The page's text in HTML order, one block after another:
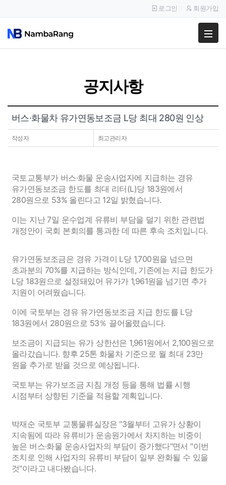
팔고
공지사항
이용후기
로그인 회원가입
공지사항
버스·화물차 유가연동보조금 L당 최대 280원 인상
작성자 최고관리자
국토교통부가 버스·화물 운송사업자에 지급하는 경유
유가연동보조금 한도를 최대 리터(L)당 183원에서
280원으로 53% 올린다고 12일 밝혔습니다.
이는 지난 7일 운수업계 유류비 부담을 덜기 위한 관련법
개정안이 국회 본회의를 통과한 데 따른 후속 조치입니다.
유가연동보조금은 경유 가격이 L당 1,700원을 넘으면
초과분의 70%를 지급하는 방식인데, 기존에는 지급 한도가
L당 183원으로 설정돼있어 유가가 1,961원을 넘기면 추가
지원이 어려웠습니다.
이에 국토부는 경유 유가연동보조금 지급 한도를 L당
183원에서 280원으로 53％ 끌어올렸습니다.
보조금이 지급되는 유가 상한선은 1,961원에서 2,100원으로
올라갔습니다. 향후 25톤 화물차 기준으로 월 최대 23만
원을 추가로 받을 것으로 예상됩니다.
국토부는 유가보조금 지침 개정 등을 통해 법률 시행
시점부터 상향된 기준을 적용할 계획입니다.
박재순 국토부 교통물류실장은 "3월부터 고유가 상황이
지속됨에 따라 유류비가 운송원가에서 차지하는 비중이
높은 버스·화물 운송사업자의 부담이 증가했다"면서 "이번
조치로 인해 사업자의 유류비 부담이 일부 완화될 수 있을
것"이라고 내다봤습니다.